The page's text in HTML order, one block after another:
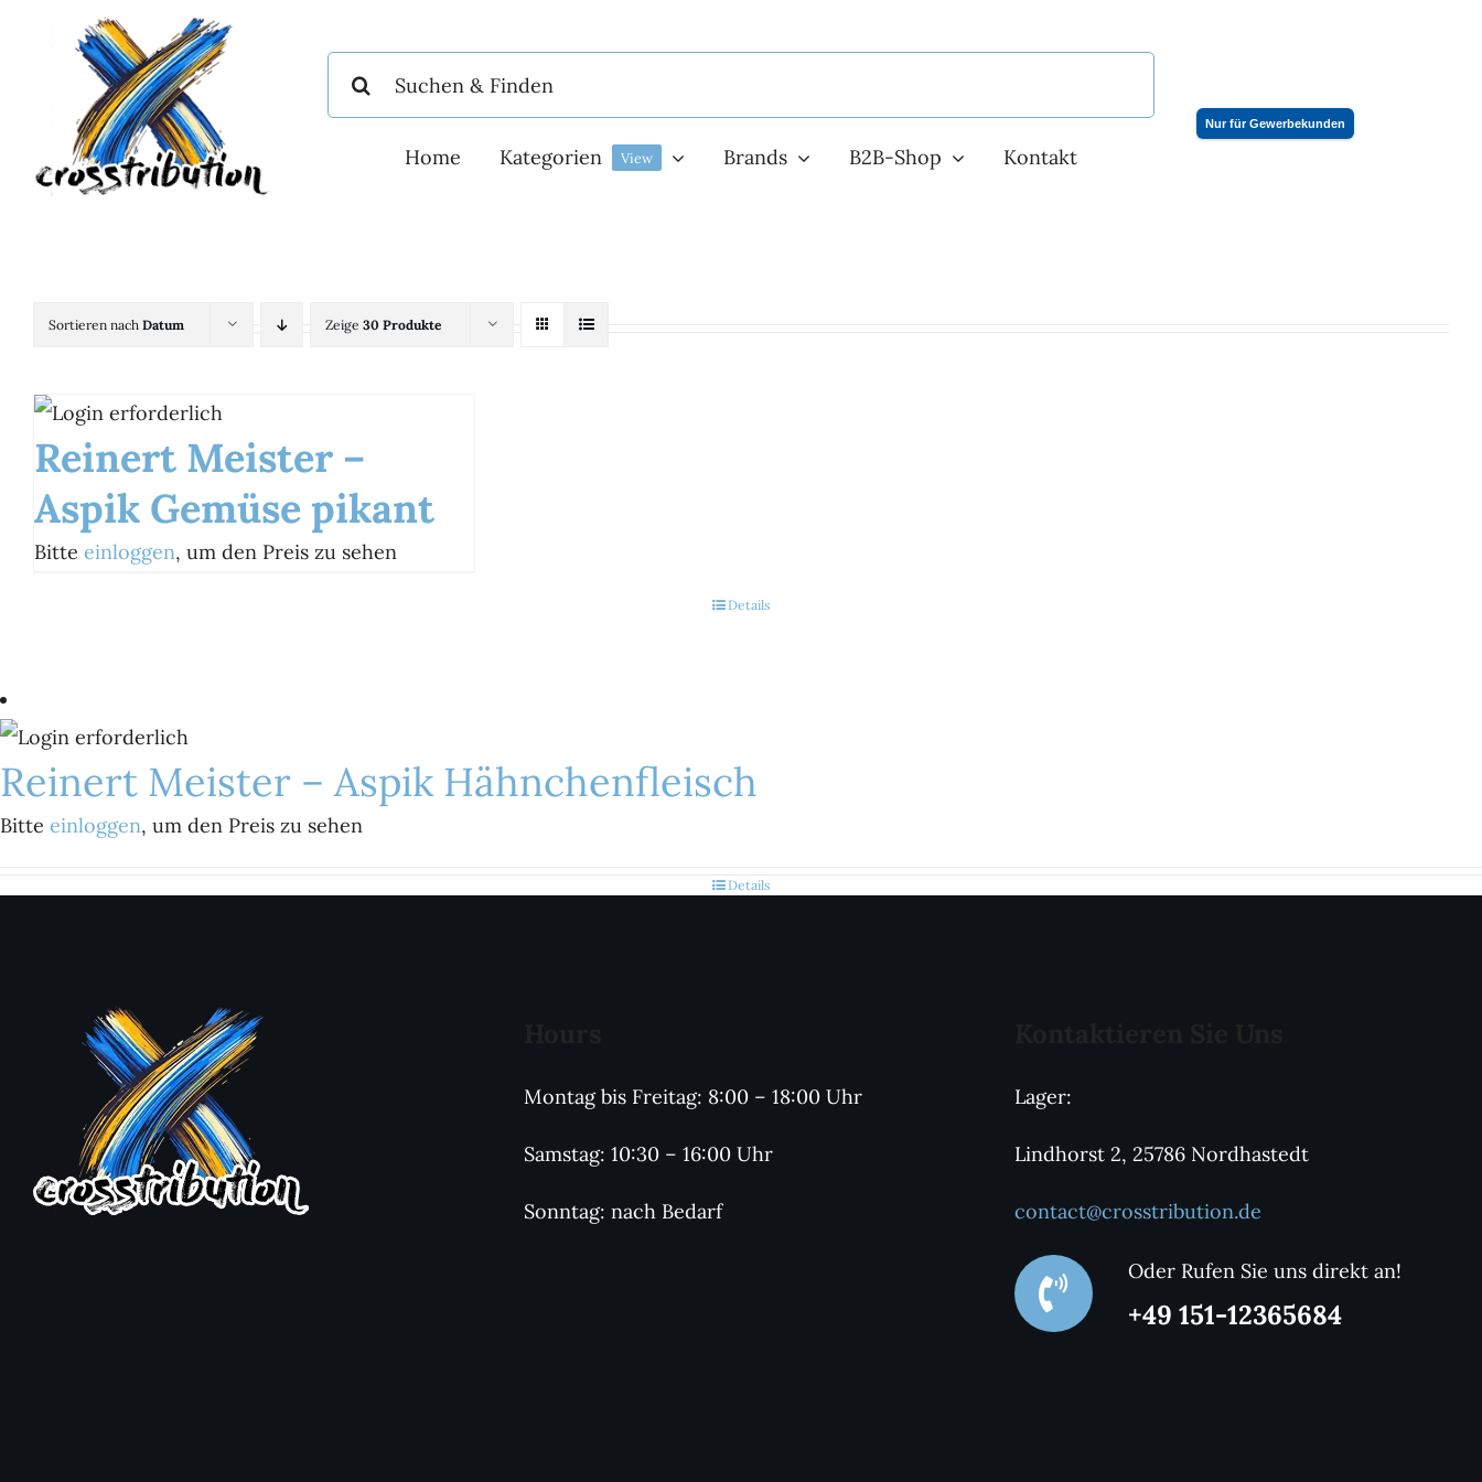
Home
Kategorien View Brands B2B-Shop Kontakt
Nur für Gewerbekunden
Sortieren nach Datum Zeige 30 Produkte
Reinert Meister –
Aspik Gemüse pikant
Bitte einloggen, um den Preis zu sehen
Details
Reinert Meister – Aspik Hähnchenfleisch
Bitte einloggen, um den Preis zu sehen
Details
Montag bis Freitag: 8:00 – 18:00 Uhr
Samstag: 10:30 – 16:00 Uhr
Sonntag: nach Bedarf
Lager:
Lindhorst 2, 25786 Nordhastedt
contact@crosstribution.de
Oder Rufen Sie uns direkt an!
+49 151-12365684